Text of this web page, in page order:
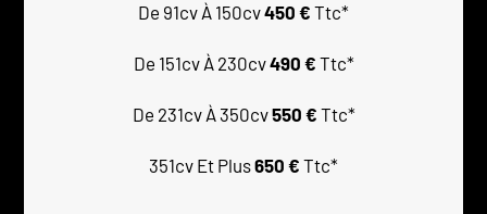
De 91cv À 150cv450 € Ttc*
De 151cv À 230cv490 € Ttc*
De 231cv À 350cv550 € Ttc*
351cv Et Plus650 € Ttc*